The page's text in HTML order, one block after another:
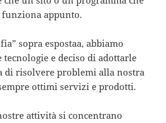
appunto.
sopra espostaa, abbiamo
e deciso di adottarle
di risolvere problemi alla nostra
ottimi servizi e prodotti.
attività si concentrano